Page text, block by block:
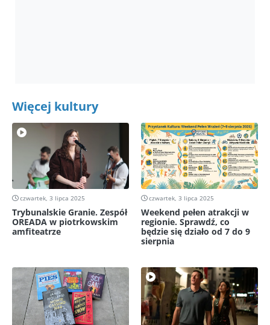
Więcej kultury
czwartek, 3 lipca 2025
Trybunalskie Granie. Zespół
OREADA w piotrkowskim
amfiteatrze
czwartek, 3 lipca 2025
Weekend pełen atrakcji w
regionie. Sprawdź, co
będzie się działo od 7 do 9
sierpnia